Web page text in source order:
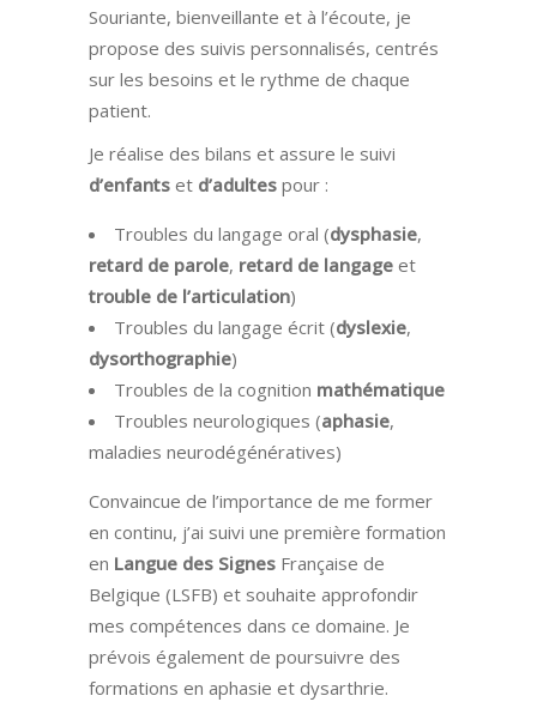
Souriante, bienveillante et à l’écoute, je
propose des suivis personnalisés, centrés
sur les besoins et le rythme de chaque
patient.
Je réalise des bilans et assure le suivi
d’enfants et d’adultes pour :
Troubles du langage oral (dysphasie,
retard de parole, retard de langage et
trouble de l’articulation)
Troubles du langage écrit (dyslexie,
dysorthographie)
Troubles de la cognition mathématique
Troubles neurologiques (aphasie,
maladies neurodégénératives)
Convaincue de l’importance de me former
en continu, j’ai suivi une première formation
en Langue des Signes Française de
Belgique (LSFB) et souhaite approfondir
mes compétences dans ce domaine. Je
prévois également de poursuivre des
formations en aphasie et dysarthrie.